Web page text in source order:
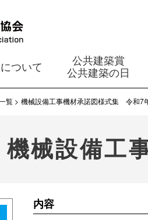
ついて
公共建築賞
公共建築の日
覧 機械設備工事機材承諾図様式集 令和7
機械設備工
内容